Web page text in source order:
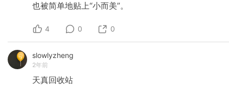
也被简单地贴上“小而美”。
4 0 0
slowlyzheng
2年前
天真回收站